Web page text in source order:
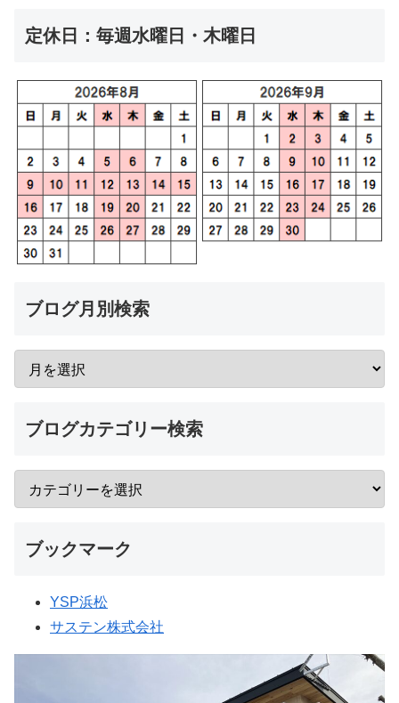
定休日：毎週水曜日・木曜日
ブログ月別検索
ブログカテゴリー検索
ブックマーク
YSP浜松
サステン株式会社